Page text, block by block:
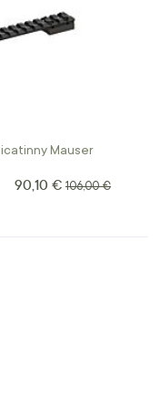
Mauser
Prix Spécial
90,10 € Prix normal
106,00 €